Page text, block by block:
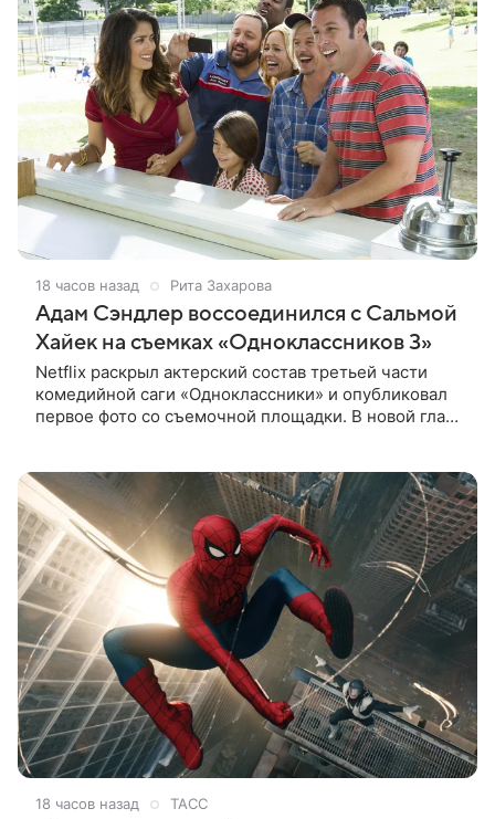
18 часов назад Рита Захарова
Адам Сэндлер воссоединился с Сальмой
Хайек на съемках «Одноклассников 3»
Netflix раскрыл актерский состав третьей части
комедийной саги «Одноклассники» и опубликовал
первое фото со съемочной площадки. В новой главе
18 часов назад ТАСС